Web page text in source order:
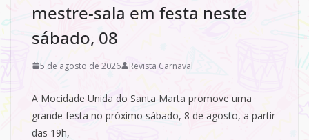
mestre-sala em festa neste
sábado, 08
5 de agosto de 2026 Revista Carnaval
A Mocidade Unida do Santa Marta promove uma
grande festa no próximo sábado, 8 de agosto, a partir
das 19h,